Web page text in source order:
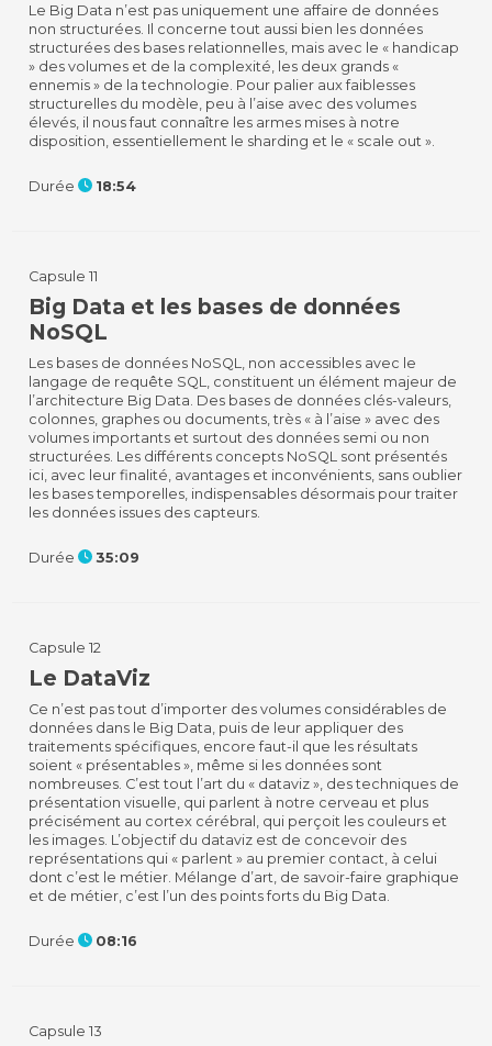
Le Big Data n’est pas uniquement une affaire de données
non structurées. Il concerne tout aussi bien les données
structurées des bases relationnelles, mais avec le « handicap
» des volumes et de la complexité, les deux grands «
ennemis » de la technologie. Pour palier aux faiblesses
structurelles du modèle, peu à l’aise avec des volumes
élevés, il nous faut connaître les armes mises à notre
disposition, essentiellement le sharding et le « scale out ».
Durée 18:54
Capsule 11
Big Data et les bases de données
NoSQL
Les bases de données NoSQL, non accessibles avec le
langage de requête SQL, constituent un élément majeur de
l’architecture Big Data. Des bases de données clés-valeurs,
colonnes, graphes ou documents, très « à l’aise » avec des
volumes importants et surtout des données semi ou non
structurées. Les différents concepts NoSQL sont présentés
ici, avec leur finalité, avantages et inconvénients, sans oublier
les bases temporelles, indispensables désormais pour traiter
les données issues des capteurs.
Durée 35:09
Capsule 12
Le DataViz
Ce n’est pas tout d’importer des volumes considérables de
données dans le Big Data, puis de leur appliquer des
traitements spécifiques, encore faut-il que les résultats
soient « présentables », même si les données sont
nombreuses. C’est tout l’art du « dataviz », des techniques de
présentation visuelle, qui parlent à notre cerveau et plus
précisément au cortex cérébral, qui perçoit les couleurs et
les images. L’objectif du dataviz est de concevoir des
représentations qui « parlent » au premier contact, à celui
dont c’est le métier. Mélange d’art, de savoir-faire graphique
et de métier, c’est l’un des points forts du Big Data.
Durée 08:16
Capsule 13